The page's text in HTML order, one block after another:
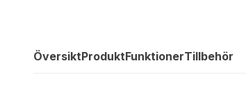
ÖversiktProduktFunktionerTillbehör